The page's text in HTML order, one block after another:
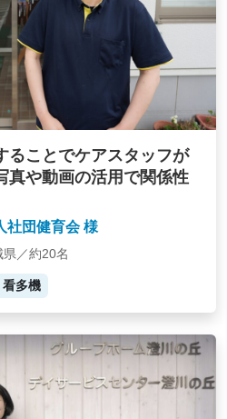
ることでケアスタッフが
真や動画の活用で関係性
社団健育会 様
県／約20名
看多機